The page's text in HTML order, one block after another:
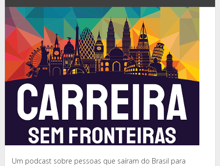
Um podcast sobre pessoas que saíram do Brasil para